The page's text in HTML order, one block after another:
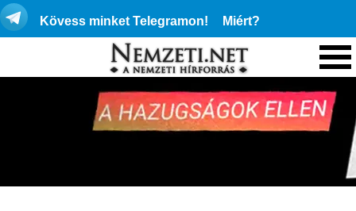
Kövess minket Telegramon! Miért?